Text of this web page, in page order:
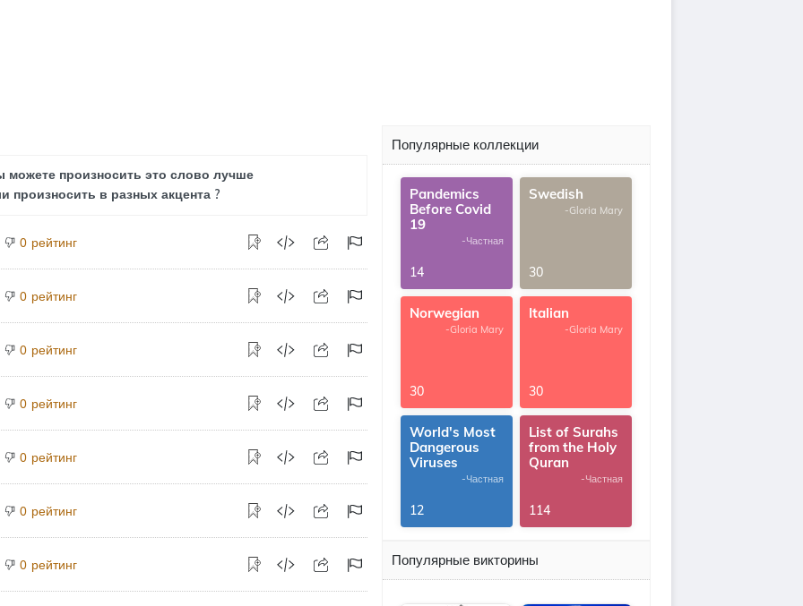
можете произносить это слово лучше
произносить в разных акцента ?
0 рейтинг
0 рейтинг
0 рейтинг
0 рейтинг
0 рейтинг
0 рейтинг
0 рейтинг
Популярные коллекции
Pandemics
Before Covid
19
-Частная
14
Swedish
-Gloria Mary
30
Norwegian
-Gloria Mary
30
Italian
-Gloria Mary
30
World's Most
Dangerous
Viruses
-Частная
12
List of Surahs
from the Holy
Quran
-Частная
114
Популярные викторины